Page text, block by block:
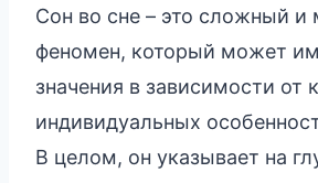
Сон во сне – это сложный и
феномен, который может
значения в зависимости от
индивидуальных
В целом, он указывает на